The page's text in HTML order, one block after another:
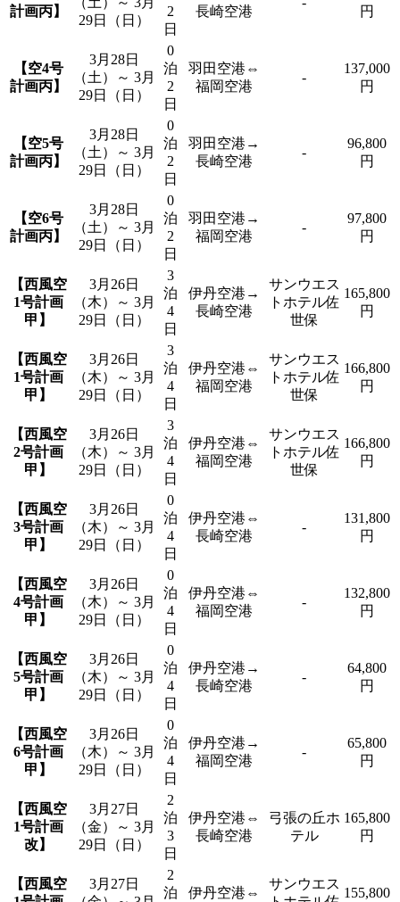
計画丙】
29日（日）
2
日
長崎空港
円
【空4号
計画丙】
3月28日
（土）～ 3月
29日（日）
0
泊
2
日
羽田空港⇔
福岡空港
-
137,000
円
【空5号
計画丙】
3月28日
（土）～ 3月
29日（日）
0
泊
2
日
羽田空港→
長崎空港
-
96,800
円
【空6号
計画丙】
3月28日
（土）～ 3月
29日（日）
0
泊
2
日
羽田空港→
福岡空港
-
97,800
円
【西風空
1号計画
甲】
3月26日
（木）～ 3月
29日（日）
3
泊
4
日
伊丹空港→
長崎空港
サンウエス
トホテル佐
世保
165,800
円
【西風空
1号計画
甲】
3月26日
（木）～ 3月
29日（日）
3
泊
4
日
伊丹空港⇔
福岡空港
サンウエス
トホテル佐
世保
166,800
円
【西風空
2号計画
甲】
3月26日
（木）～ 3月
29日（日）
3
泊
4
日
伊丹空港⇔
福岡空港
サンウエス
トホテル佐
世保
166,800
円
【西風空
3号計画
甲】
3月26日
（木）～ 3月
29日（日）
0
泊
4
日
伊丹空港⇔
長崎空港
-
131,800
円
【西風空
4号計画
甲】
3月26日
（木）～ 3月
29日（日）
0
泊
4
日
伊丹空港⇔
福岡空港
-
132,800
円
【西風空
5号計画
甲】
3月26日
（木）～ 3月
29日（日）
0
泊
4
日
伊丹空港→
長崎空港
-
64,800
円
【西風空
6号計画
甲】
3月26日
（木）～ 3月
29日（日）
0
泊
4
日
伊丹空港→
福岡空港
-
65,800
円
【西風空
1号計画
改】
3月27日
（金）～ 3月
29日（日）
2
泊
3
日
伊丹空港⇔
長崎空港
弓張の丘ホ
テル
165,800
円
【西風空
3月27日
2
泊
伊丹空港⇔
サンウエス
155,800